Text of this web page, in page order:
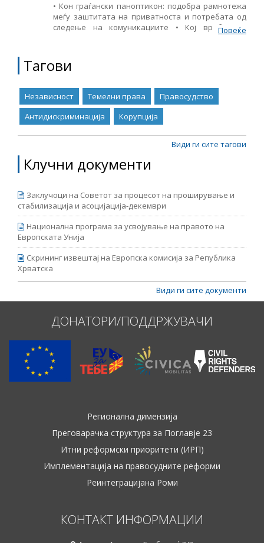
Име, опис или клучен збор
• Кон граѓански паноптикон: подобра рамнотежа
меѓу заштитата на приватноста и потребата од
следење на комуникациите • Кој вработува,
општината или партијата? • Изворите на
судската власт • Ќе има ли „свиркачи“ на
заштита на укажувачите и спречувањето на
корупцијата во високото образование во
Република Македонија • Мониторинг на
имплементацијата на меѓународни стандарди за
правично судење во Основен суд Скопје I и Скопје
II • Бесплатна правна помош – предизвици и
судовите во Македонија • Анализа на Законот за
одредување на видот и висината на казната •
на видот и одмерување на висината на казната
Повеќе
Тагови
Независност Темелни права
Правосудство
Антидискриминација
Корупција
Види ги сите тагови
Клучни документи
Заклучоци на Советот за процесот на проширување и
стабилизација и асоцијација-декември
Национална програма за усвојување на правото на
Европската Унија
Скрининг извештај на Европска комисија за Република
Хрватска
Види ги сите документи
ДОНАТОРИ/ПОДДРЖУВАЧИ
Регионална димензија
Преговарачка структура за Поглавје 23
Итни реформски приоритети (ИРП)
Имплементација на правосудните реформи
Реинтеграцијана Роми
КОНТАКТ ИНФОРМАЦИИ